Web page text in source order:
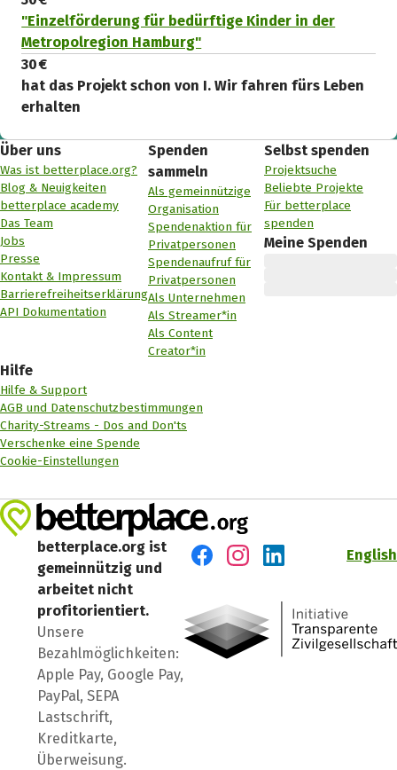
"Einzelförderung für bedürftige Kinder in der
Metropolregion Hamburg"
30 €
hat das Projekt schon von I. Wir fahren fürs Leben
erhalten
Über uns
Was ist betterplace.org?
Blog & Neuigkeiten
betterplace academy
Das Team
Jobs
Presse
Kontakt & Impressum
Barrierefreiheitserklärung
API Dokumentation
Spenden
sammeln
Als gemeinnützige
Organisation
Spendenaktion für
Privatpersonen
Spendenaufruf für
Privatpersonen
Als Unternehmen
Als Streamer*in
Als Content
Creator*in
Selbst spenden
Projektsuche
Beliebte Projekte
Für betterplace
spenden
Meine Spenden
Hilfe
Hilfe & Support
AGB und Datenschutzbestimmungen
Charity-Streams - Dos and Don'ts
Verschenke eine Spende
Cookie-Einstellungen
betterplace.org ist
gemeinnützig und
arbeitet nicht
profitorientiert.
Unsere
Bezahlmöglichkeiten:
Apple Pay, Google Pay,
PayPal, SEPA
Lastschrift,
Kreditkarte,
Überweisung.
English